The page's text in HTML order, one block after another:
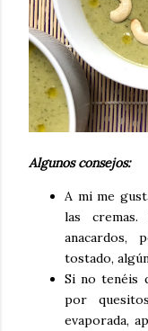
Algunos consejos:
A mi me
las
anacardos,
tostado,
Si no tenéis
por
evaporada,